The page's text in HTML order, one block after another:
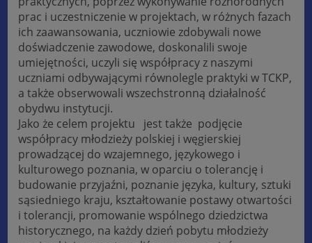
prac i uczestniczenie w projektach, w różnych fazach
ich zaawansowania, uczniowie zdobywali nowe
doświadczenie zawodowe, doskonalili swoje
umiejętności, uczyli się współpracy z naszymi
uczniami odbywającymi równolegle praktyki w TCKP,
a także obserwowali wszechstronną działalność
obydwu instytucji.
Jako że celem projektu jest także podjęcie
współpracy młodzieży polskiej i węgierskiej
prowadzącej do wzajemnego, językowego i
kulturowego poznania, w oparciu o tolerancję i
budowanie przyjaźni, poznanie języka, kultury, sztuki
sąsiedniego kraju, kształtowanie postawy otwartości
i tolerancji, promowanie wspólnego dziedzictwa
historycznego, na każdy dzień pobytu młodzieży